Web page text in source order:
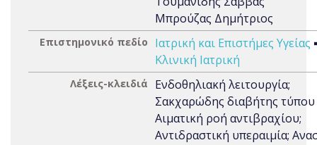
Μπρούζας Δημήτριος
Επιστημονικό πεδίο Ιατρική και Επιστήμες Υγείας
Κλινική Ιατρική
Λέξεις-κλειδιά
Ενδοθηλιακή λειτουργία;
Σακχαρώδης διαβήτης τύπου
Αιματική ροή αντιβραχίου;
Αντιδραστική υπεραιμία;